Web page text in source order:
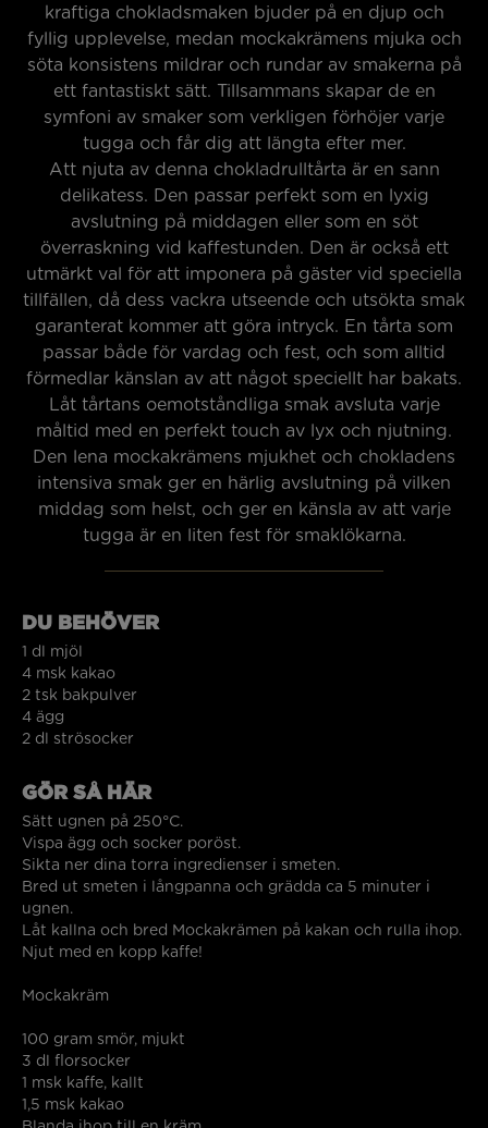
kraftiga chokladsmaken bjuder på en djup och
fyllig upplevelse, medan mockakrämens mjuka och
söta konsistens mildrar och rundar av smakerna på
ett fantastiskt sätt. Tillsammans skapar de en
symfoni av smaker som verkligen förhöjer varje
tugga och får dig att längta efter mer.
Att njuta av denna chokladrulltårta är en sann
delikatess. Den passar perfekt som en lyxig
avslutning på middagen eller som en söt
överraskning vid kaffestunden. Den är också ett
utmärkt val för att imponera på gäster vid speciella
tillfällen, då dess vackra utseende och utsökta smak
garanterat kommer att göra intryck. En tårta som
passar både för vardag och fest, och som alltid
förmedlar känslan av att något speciellt har bakats.
Låt tårtans oemotståndliga smak avsluta varje
måltid med en perfekt touch av lyx och njutning.
Den lena mockakrämens mjukhet och chokladens
intensiva smak ger en härlig avslutning på vilken
middag som helst, och ger en känsla av att varje
tugga är en liten fest för smaklökarna.
DU BEHÖVER
1 dl mjöl
4 msk kakao
2 tsk bakpulver
4 ägg
2 dl strösocker
GÖR SÅ HÄR
Sätt ugnen på 250°C.
Vispa ägg och socker poröst.
Sikta ner dina torra ingredienser i smeten.
Bred ut smeten i långpanna och grädda ca 5 minuter i
ugnen.
Låt kallna och bred Mockakrämen på kakan och rulla ihop.
Njut med en kopp kaffe!
Mockakräm
100 gram smör, mjukt
3 dl florsocker
1 msk kaffe, kallt
1,5 msk kakao